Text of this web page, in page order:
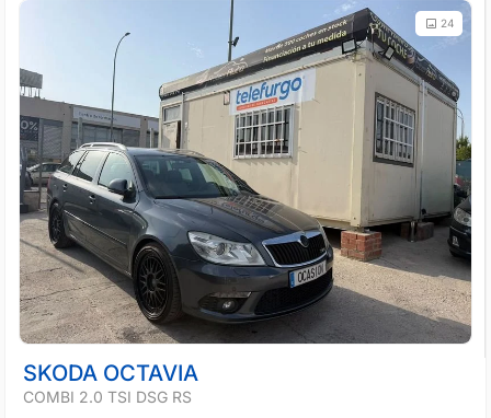
24
SKODA OCTAVIA
COMBI 2.0 TSI DSG RS